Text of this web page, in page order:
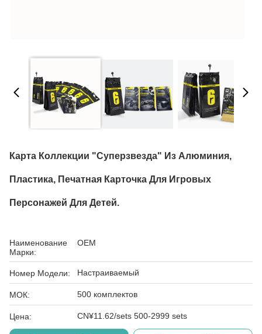
Карта Коллекции "Суперзвезда" Из Алюминия,
Пластика, Печатная Карточка Для Игровых
Персонажей Для Детей.
Наименование
Марки:
OEM
Номер Модели: Настраиваемый
МОК: 500 комплектов
Цена: CN¥11.62/sets 500-2999 sets